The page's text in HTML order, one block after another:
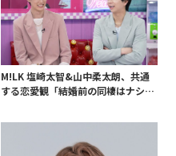
M!LK 塩崎太智&山中柔太朗、共通
する恋愛観「結婚前の同棲はナシ」